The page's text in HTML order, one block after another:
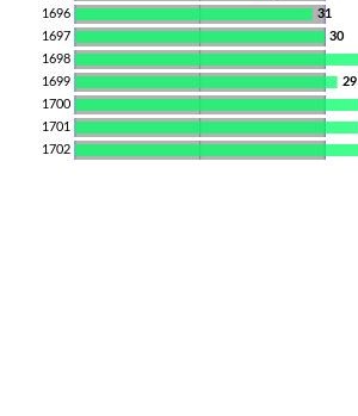
31
1696
30
1697
1698
29
1699
1700
1701
1702